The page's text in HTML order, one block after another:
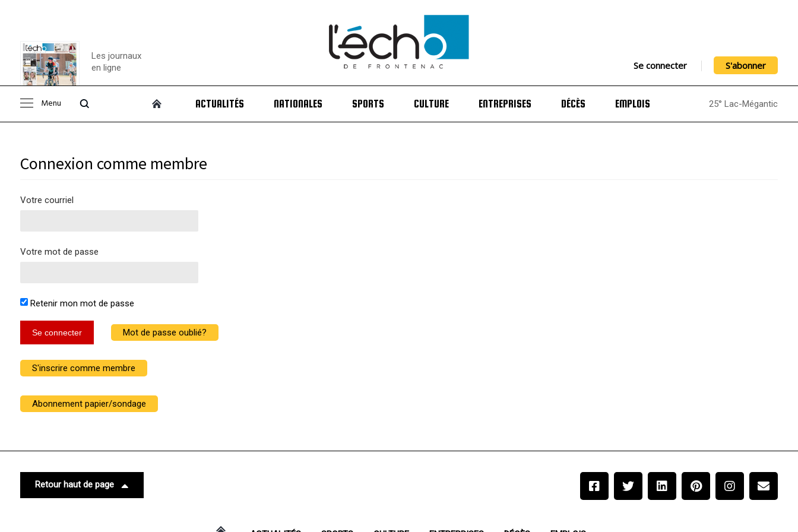
Consulter le
Les journaux
en ligne
Se connecter S'abonner
Menu ACTUALITÉS NATIONALES SPORTS CULTURE ENTREPRISES DÉCÈS EMPLOIS 25° Lac-Mégantic
Connexion comme membre
Votre courriel
Votre mot de passe
Retenir mon mot de passe
Se connecter Mot de passe oublié?
S'inscrire comme membre
Abonnement papier/sondage
Retour haut de page